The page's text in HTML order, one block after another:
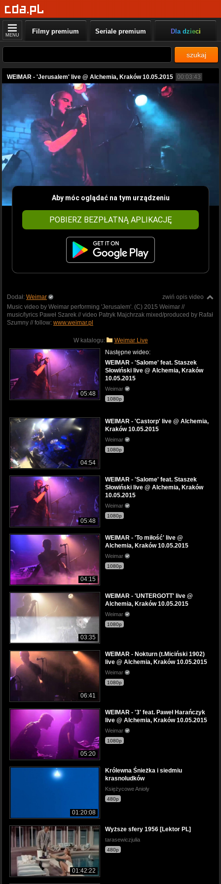
MENU Filmy premium Seriale premium Dla dzieci
szukaj
WEIMAR - 'Jerusalem' live @ Alchemia, Kraków 10.05.2015 00:03:43
Aby móc oglądać na tym urządzeniu
POBIERZ BEZPŁATNĄ APLIKACJĘ
zwiń opis video
Dodał: Weimar
Music video by Weimar performing 'Jerusalem'. (C) 2015 Weimar //
music/lyrics Paweł Szarek // video Patryk Majchrzak mixed/produced by Rafał
Szumny // follow: www.weimar.pl
W katalogu: Weimar Live
05:48
Następne wideo:
WEIMAR - 'Salome' feat. Staszek
Słowiński live @ Alchemia, Kraków
10.05.2015
Weimar
1080p
04:54
WEIMAR - 'Castorp' live @ Alchemia,
Kraków 10.05.2015
Weimar
1080p
05:48
WEIMAR - 'Salome' feat. Staszek
Słowiński live @ Alchemia, Kraków
10.05.2015
Weimar
1080p
04:15
WEIMAR - 'To miłość' live @
Alchemia, Kraków 10.05.2015
Weimar
1080p
03:35
WEIMAR - 'UNTERGOTT' live @
Alchemia, Kraków 10.05.2015
Weimar
1080p
06:41
WEIMAR - Nokturn (t.Miciński 1902)
live @ Alchemia, Kraków 10.05.2015
Weimar
1080p
05:20
WEIMAR - '3' feat. Paweł Harańczyk
live @ Alchemia, Kraków 10.05.2015
Weimar
1080p
01:20:08
Królewna Śnieżka i siedmiu
krasnoludków
Księżycowe Anioły
480p
01:42:22
Wyższe sfery 1956 [Lektor PL]
tarasewiczjulia
480p